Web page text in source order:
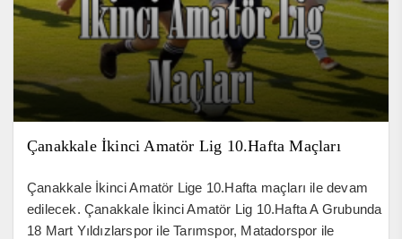
Çanakkale İkinci Amatör Lig 10.Hafta Maçları
Çanakkale İkinci Amatör Lige 10.Hafta maçları ile devam
edilecek. Çanakkale İkinci Amatör Lig 10.Hafta A Grubunda
18 Mart Yıldızlarspor ile Tarımspor, Matadorspor ile